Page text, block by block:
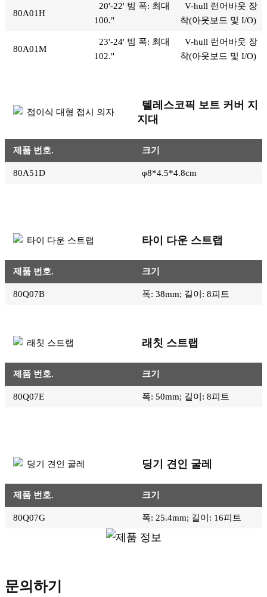
80A01H
20'-22' 빔 폭: 최대
100."
V-hull 런어바웃 장
착(아웃보드 및 I/O)
80A01M
23'-24' 빔 폭: 최대
102."
V-hull 런어바웃 장
착(아웃보드 및 I/O)
텔레스코픽 보트 커버 지
지대
제품 번호. 크기
80A51D φ8*4.5*4.8cm
타이 다운 스트랩
제품 번호. 크기
80Q07B 폭: 38mm; 길이: 8피트
래칫 스트랩
제품 번호. 크기
80Q07E 폭: 50mm; 길이: 8피트
딩기 견인 굴레
제품 번호. 크기
80Q07G 폭: 25.4mm; 길이: 16피트
문의하기